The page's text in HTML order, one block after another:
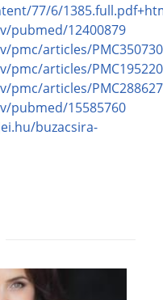
77/6/
pubmed/12400879
pmc/articles/
pmc/articles/
pmc/articles/
pubmed/15585760
buzacsira-